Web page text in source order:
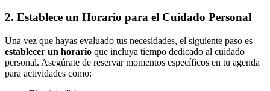
2. Establece un Horario para el Cuidado Personal
Una vez que hayas evaluado tus necesidades, el siguiente paso es
establecer un horario que incluya tiempo dedicado al cuidado
personal. Asegúrate de reservar momentos específicos en tu agenda
para actividades como: